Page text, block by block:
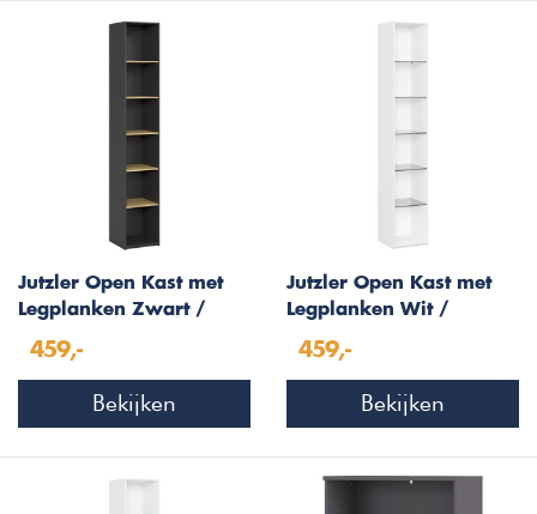
Jutzler Open Kast met
Legplanken Zwart /
459,-
Bekijken
Jutzler Open Kast met
Legplanken Wit /
459,-
Bekijken